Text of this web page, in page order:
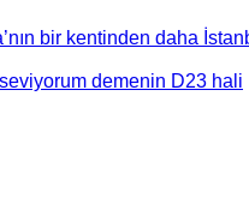
bir kentinden daha
demenin D23 hali